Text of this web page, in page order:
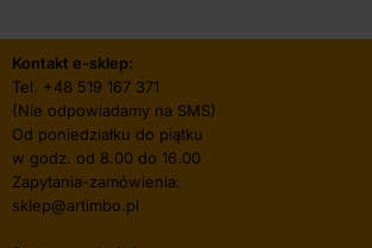
Kontakt e-sklep:
Tel. +48 519 167 371
(Nie odpowiadamy na SMS)
Od poniedziałku do piątku
w godz. od 8.00 do 16.00
Zapytania-zamówienia:
sklep@artimbo.pl